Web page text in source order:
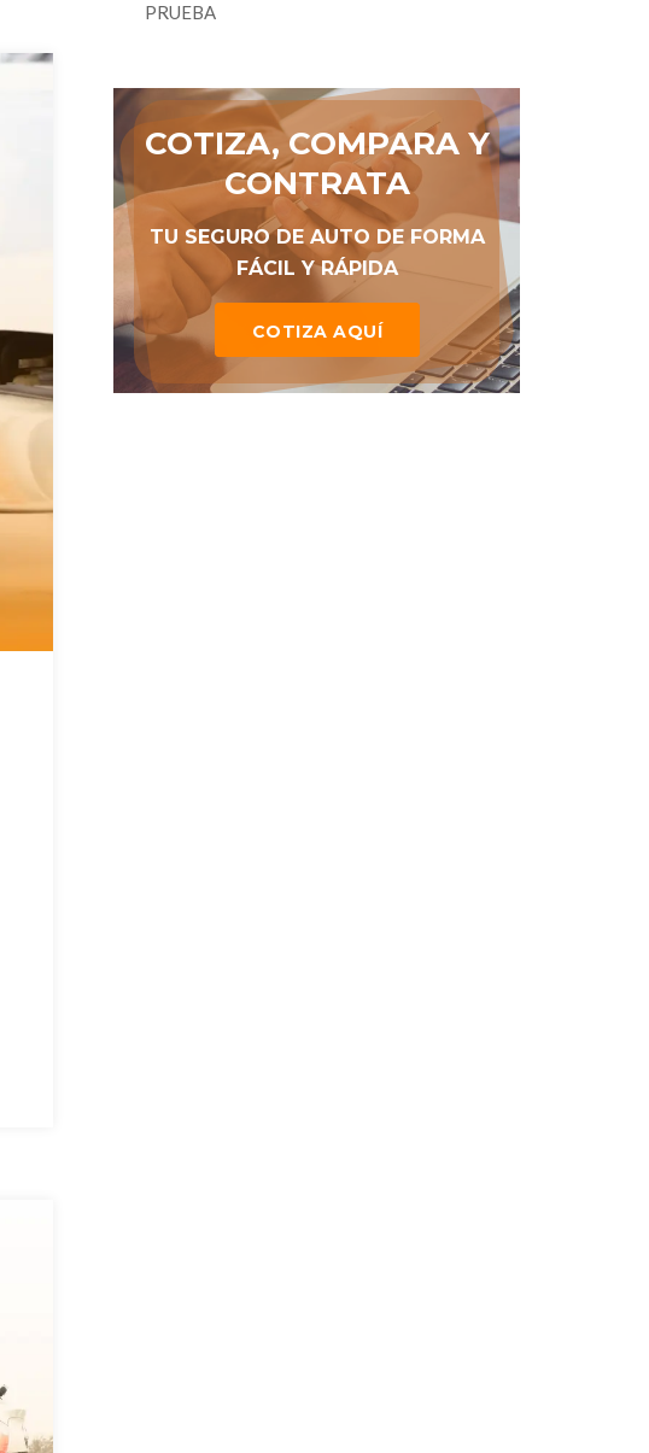
PRUEBA
COTIZA, COMPARA Y
CONTRATA
TU SEGURO DE AUTO DE FORMA
FÁCIL Y RÁPIDA
COTIZA AQUÍ